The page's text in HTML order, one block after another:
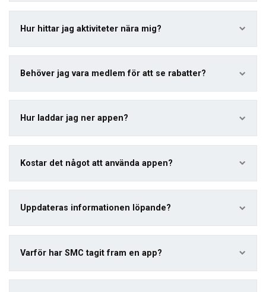
Hur hittar jag aktiviteter nära mig?
Behöver jag vara medlem för att se rabatter?
Hur laddar jag ner appen?
Kostar det något att använda appen?
Uppdateras informationen löpande?
Varför har SMC tagit fram en app?